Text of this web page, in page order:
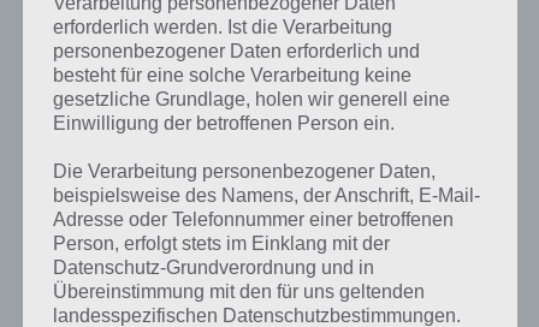
Playlists über alle Geräte synchronisiert, sodass man immer seine
aktuelle Playlist dabei hat.
YouTube Music NON-STOP: MixerBox jetzt im iTunes Store
herunterladen / kaufen(Hinweis: Die App ist nur für kurze Zeit
diese bereits wieder kostenpflichtig ist, also schau genau hin:)
Auf WhatsApp teilen Teilen auf Facebook
erforderlich werden. Ist die Verarbeitung
personenbezogener Daten erforderlich und
besteht für eine solche Verarbeitung keine
gesetzliche Grundlage, holen wir generell eine
Einwilligung der betroffenen Person ein.
Die Verarbeitung personenbezogener Daten,
beispielsweise des Namens, der Anschrift, E-Mail-
Adresse oder Telefonnummer einer betroffenen
Person, erfolgt stets im Einklang mit der
Datenschutz-Grundverordnung und in
Übereinstimmung mit den für uns geltenden
landesspezifischen Datenschutzbestimmungen.